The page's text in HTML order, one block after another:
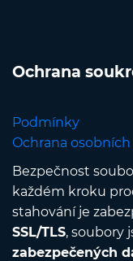
Ochrana
Podmínky
Ochrana
Bezpečnost
každém kroku
stahování je
SSL/TLS, soubory
zabezpečených